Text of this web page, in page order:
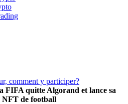
FIFA quitte Algorand et lance sa
NFT de football